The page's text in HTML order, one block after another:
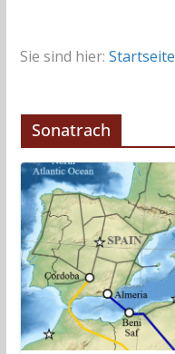
Sie sind hier: Startseite
Sonatrach